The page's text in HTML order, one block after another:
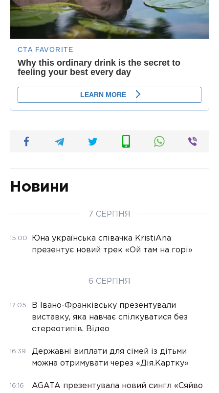
Новини
7 СЕРПНЯ
15:00
Юна українська співачка KristiAna
презентує новий трек «Ой там на горі»
6 СЕРПНЯ
17:05
В Івано-Франківську презентували
виставку, яка навчає спілкуватися без
стереотипів. Відео
16:39
Державні виплати для сімей із дітьми
можна отримувати через «Дія.Картку»
16:16 AGATA презентувала новий сингл «Сяйво